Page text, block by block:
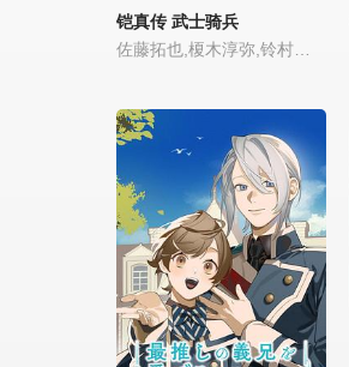
铠真传 武士骑兵